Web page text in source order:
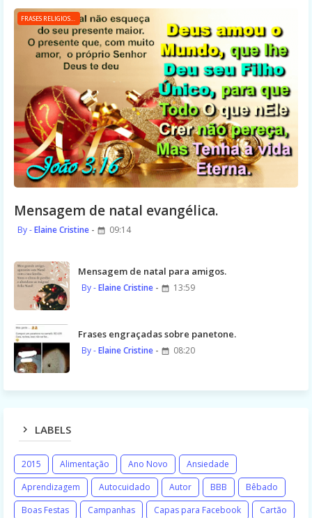
FRASES RELIGIOSAS
Mensagem de natal evangélica.
Elaine Cristine 09:14
Mensagem de natal para amigos.
Elaine Cristine 13:59
Frases engraçadas sobre panetone.
Elaine Cristine 08:20
LABELS
2015 Alimentação Ano Novo
Ansiedade
Aprendizagem
Autocuidado Autor BBB
Bêbado
Boas Festas
Campanhas Capas para Facebook
Cartão